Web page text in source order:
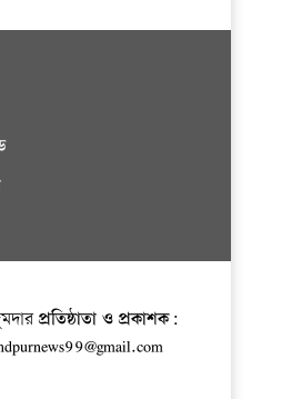
প্রতিষ্ঠাতা ও প্রকাশক: